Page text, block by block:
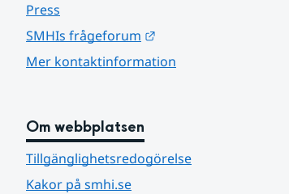
Press
SMHIs frågeforum
Mer kontaktinformation
Om webbplatsen
Tillgänglighetsredogörelse
Kakor på smhi.se